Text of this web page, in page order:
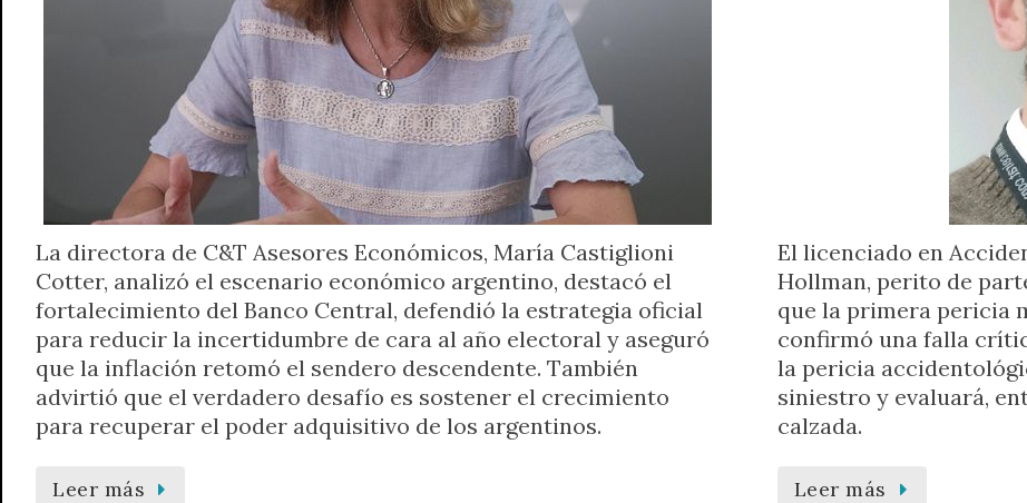
La directora de C&T Asesores Económicos, María Castiglioni
Cotter, analizó el escenario económico argentino, destacó el
fortalecimiento del Banco Central, defendió la estrategia oficial
para reducir la incertidumbre de cara al año electoral y aseguró
que la inflación retomó el sendero descendente. También
advirtió que el verdadero desafío es sostener el crecimiento
para recuperar el poder adquisitivo de los argentinos.
Leer más
El licenciado en
Hollman, perito de
que la primera pericia
confirmó una falla
la pericia
siniestro y evaluará,
calzada.
Leer más